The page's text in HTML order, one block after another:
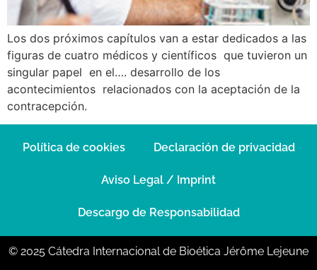
Los dos próximos capítulos van a estar dedicados a las
figuras de cuatro médicos y científicos que tuvieron un
singular papel en el…. desarrollo de los
acontecimientos relacionados con la aceptación de la
contracepción.
Política de cookies Declaración de privacidad
Aviso Legal / Imprint
Descargo de Responsabilidad
© 2025 Cátedra Internacional de Bioética Jérôme Lejeune